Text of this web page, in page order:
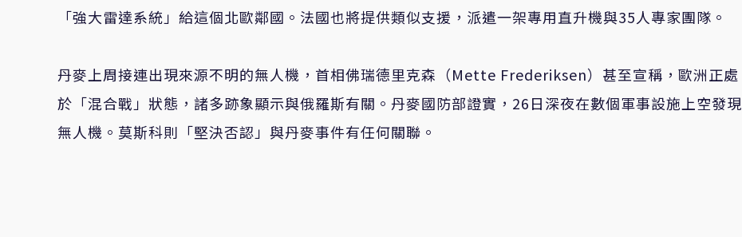
「強大雷達系統」給這個北歐鄰國。法國也將提供類似支援，派遣一架專用直升機與35人專家團隊。
丹麥上周接連出現來源不明的無人機，首相佛瑞德里克森（Mette Frederiksen）甚至宣稱，歐洲正處
於「混合戰」狀態，諸多跡象顯示與俄羅斯有關。丹麥國防部證實，26日深夜在數個軍事設施上空發現
無人機。莫斯科則「堅決否認」與丹麥事件有任何關聯。